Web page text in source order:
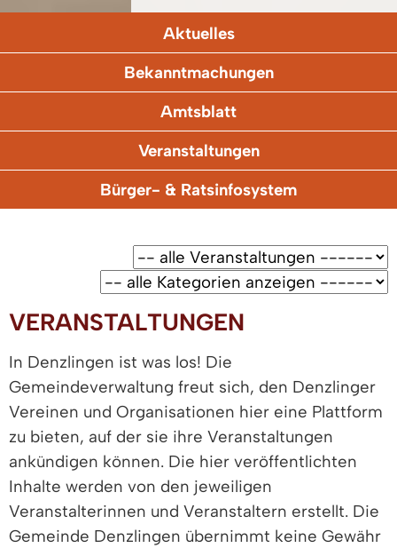
Aktuelles
Bekanntmachungen
Amtsblatt
Veranstaltungen
Bürger- & Ratsinfosystem
VERANSTALTUNGEN
In Denzlingen ist was los! Die
Gemeindeverwaltung freut sich, den Denzlinger
Vereinen und Organisationen hier eine Plattform
zu bieten, auf der sie ihre Veranstaltungen
ankündigen können. Die hier veröffentlichten
Inhalte werden von den jeweiligen
Veranstalterinnen und Veranstaltern erstellt. Die
Gemeinde Denzlingen übernimmt keine Gewähr